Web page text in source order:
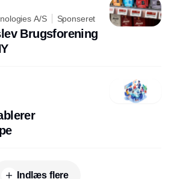
A/S Sponseret
Brugsforening
Indlæs flere